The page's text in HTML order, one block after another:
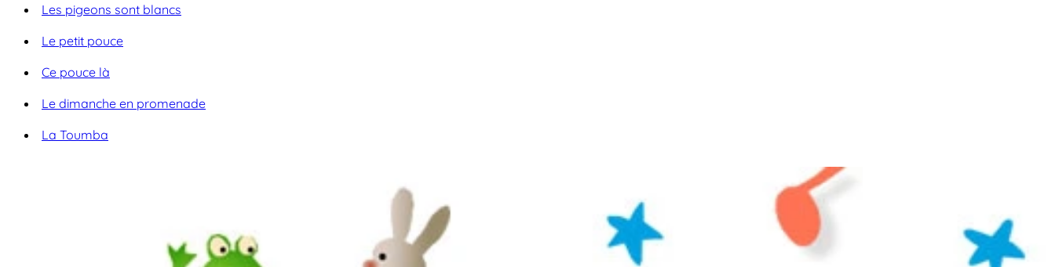
Les pigeons sont blancs
Le petit pouce
Ce pouce là
Le dimanche en promenade
La Toumba